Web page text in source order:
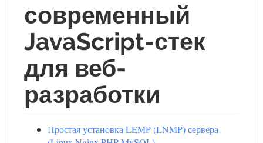
современный
JavaScript-стек
для веб-
разработки
Простая установка LEMP (LNMP) сервера